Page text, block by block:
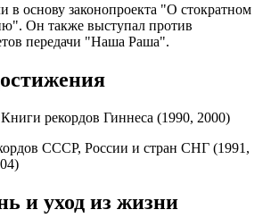
в основу законопроекта "О стократном
Он также выступал против
передачи "Наша Раша".
рекордов Гиннеса (1990, 2000)
СССР, России и стран СНГ (1991,
и уход из жизни